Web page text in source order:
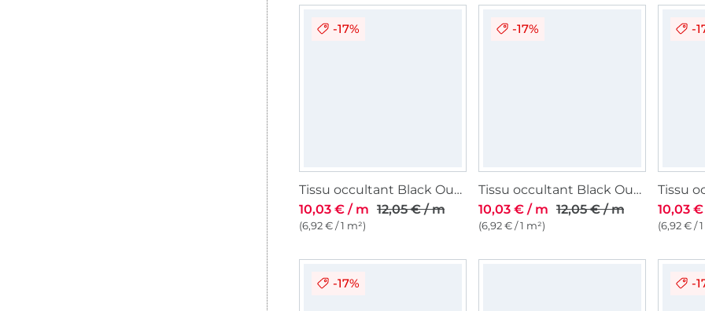
-17%
Tissu occultant Black Out, bleu foncé
10,03 € / m 12,05 € / m
(6,92 € / 1 m²)
-17%
Tissu occultant Black Out, beige clair
10,03 € / m 12,05 € / m
(6,92 € / 1 m²)
-
10,03
(6,92 € /
-17% -